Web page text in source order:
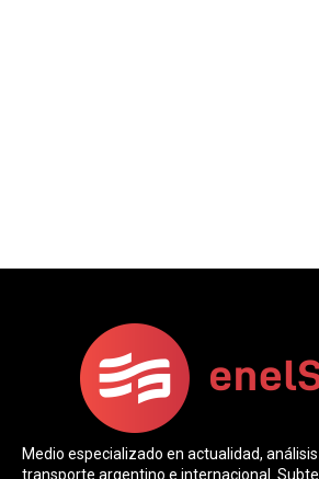
Medio especializado en actualidad,
transporte argentino e internacional.